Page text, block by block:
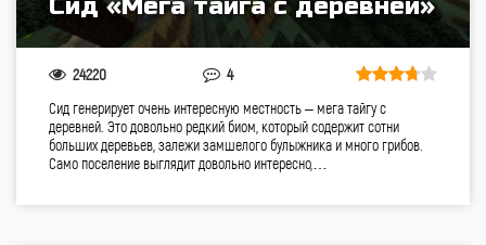
Сид «Мега тайга с деревней»
24220 4
Сид генерирует очень интересную местность – мега тайгу с
деревней. Это довольно редкий биом, который содержит сотни
больших деревьев, залежи замшелого булыжника и много грибов.
Само поселение выглядит довольно интересно,…